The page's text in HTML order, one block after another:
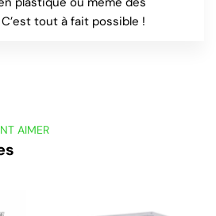
tout à fait possible !
AIMER